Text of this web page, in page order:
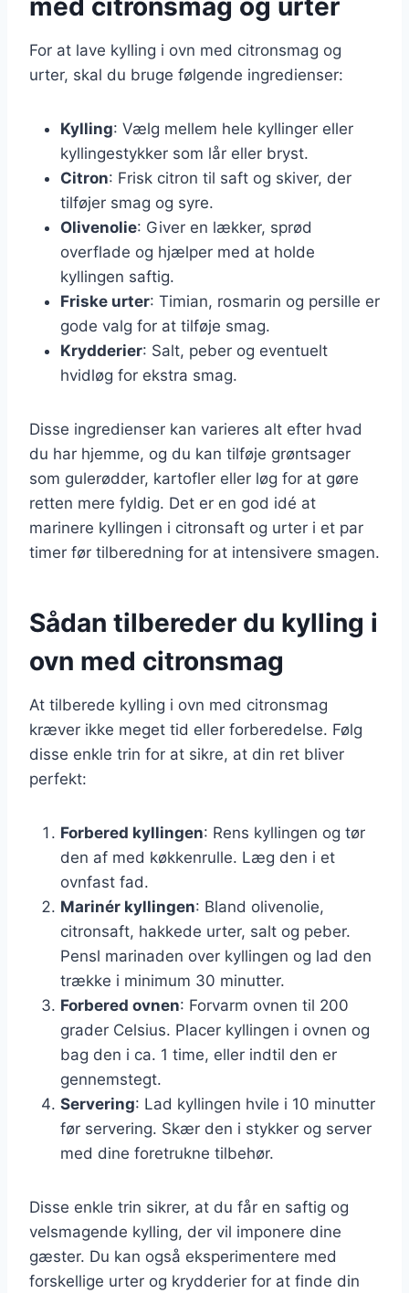
For at lave kylling i ovn med citronsmag og
urter, skal du bruge følgende ingredienser:
Kylling: Vælg mellem hele kyllinger eller
kyllingestykker som lår eller bryst.
Citron: Frisk citron til saft og skiver, der
tilføjer smag og syre.
Olivenolie: Giver en lækker, sprød
overflade og hjælper med at holde
kyllingen saftig.
Friske urter: Timian, rosmarin og persille er
gode valg for at tilføje smag.
Krydderier: Salt, peber og eventuelt
hvidløg for ekstra smag.
Disse ingredienser kan varieres alt efter hvad
du har hjemme, og du kan tilføje grøntsager
som gulerødder, kartofler eller løg for at gøre
retten mere fyldig. Det er en god idé at
marinere kyllingen i citronsaft og urter i et par
timer før tilberedning for at intensivere smagen.
Sådan tilbereder du kylling i
ovn med citronsmag
At tilberede kylling i ovn med citronsmag
kræver ikke meget tid eller forberedelse. Følg
disse enkle trin for at sikre, at din ret bliver
perfekt:
Forbered kyllingen: Rens kyllingen og tør
den af med køkkenrulle. Læg den i et
ovnfast fad.
Marinér kyllingen: Bland olivenolie,
citronsaft, hakkede urter, salt og peber.
Pensl marinaden over kyllingen og lad den
trække i minimum 30 minutter.
Forbered ovnen: Forvarm ovnen til 200
grader Celsius. Placer kyllingen i ovnen og
bag den i ca. 1 time, eller indtil den er
gennemstegt.
Servering: Lad kyllingen hvile i 10 minutter
før servering. Skær den i stykker og server
med dine foretrukne tilbehør.
Disse enkle trin sikrer, at du får en saftig og
velsmagende kylling, der vil imponere dine
gæster. Du kan også eksperimentere med
forskellige urter og krydderier for at finde din